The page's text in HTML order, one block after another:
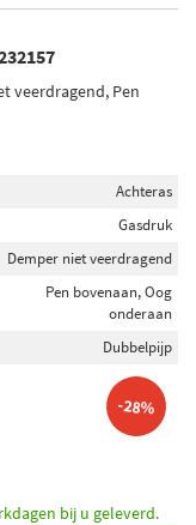
veerdragend, Pen
Achteras
Gasdruk
Demper niet veerdragend
Pen bovenaan, Oog
onderaan
Dubbelpijp
-28%
bij u geleverd.